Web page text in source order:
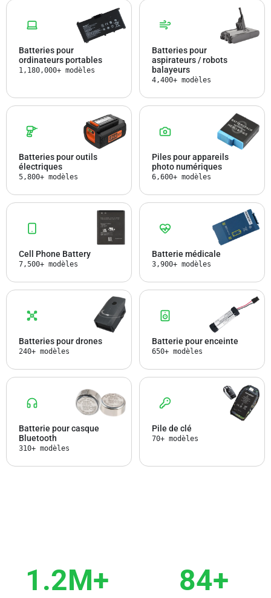
Batteries pour
ordinateurs portables
1,180,000+ modèles
Batteries pour
aspirateurs / robots
balayeurs
4,400+ modèles
Batteries pour outils
électriques
5,800+ modèles
Piles pour appareils
photo numériques
6,600+ modèles
Cell Phone Battery
7,500+ modèles
Batterie médicale
3,900+ modèles
Batteries pour drones
240+ modèles
Batterie pour enceinte
650+ modèles
Batterie pour casque
Bluetooth
310+ modèles
Pile de clé
70+ modèles
1.2M+ 84+